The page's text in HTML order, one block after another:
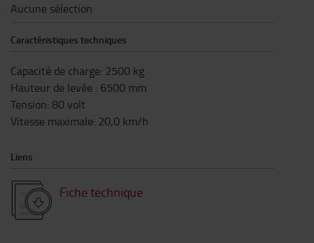
Aucune sélection
Caractéristiques techniques
Capacité de charge: 2500 kg
Hauteur de levée : 6500 mm
Tension: 80 volt
Vitesse maximale: 20,0 km/h
Liens
Fiche technique